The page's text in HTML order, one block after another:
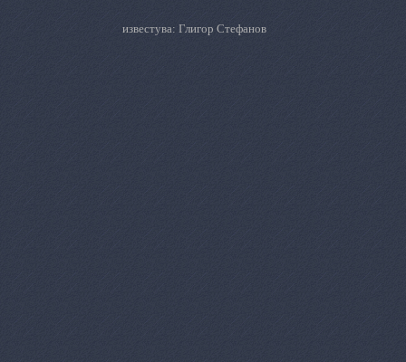
известува: Глигор Стефанов